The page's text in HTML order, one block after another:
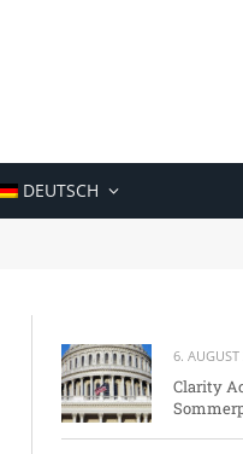
DEUTSCH
6.
Clarity